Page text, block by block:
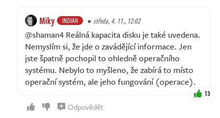
Miky INDIAN středa, 4. 11., 12:02
@shaman4 Reálná kapacita disku je také uvedena.
Nemyslím si, že jde o zavádějící informace. Jen
jste špatně pochopil to ohledně operačního
systému. Nebylo to myšleno, že zabírá to místo
operační systém, ale jeho fungování (operace).
13
Odpovědět